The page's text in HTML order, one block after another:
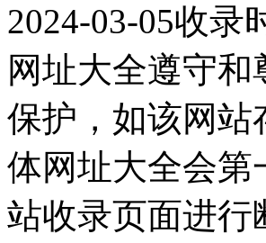
2024-03-05收
网址大全遵守
保护，如该网站
体网址大全会第
站收录页面进行